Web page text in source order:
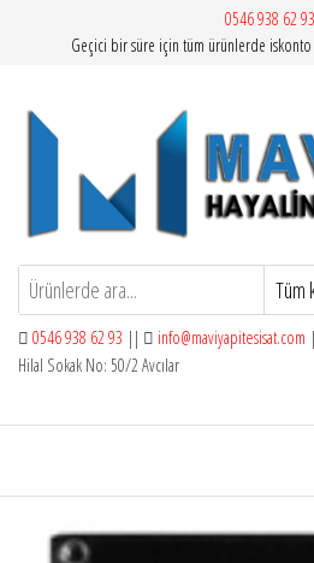
0546 938 62 93
Geçici bir süre için tüm ürünlerde iskonto
Mavi Yapı | Vitra
0546 938 62 93 || info@maviyapitesisat.com
Hilal Sokak No: 50/2 Avcılar